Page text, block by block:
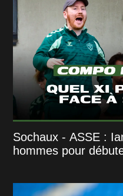
Sochaux - ASSE :
hommes pour